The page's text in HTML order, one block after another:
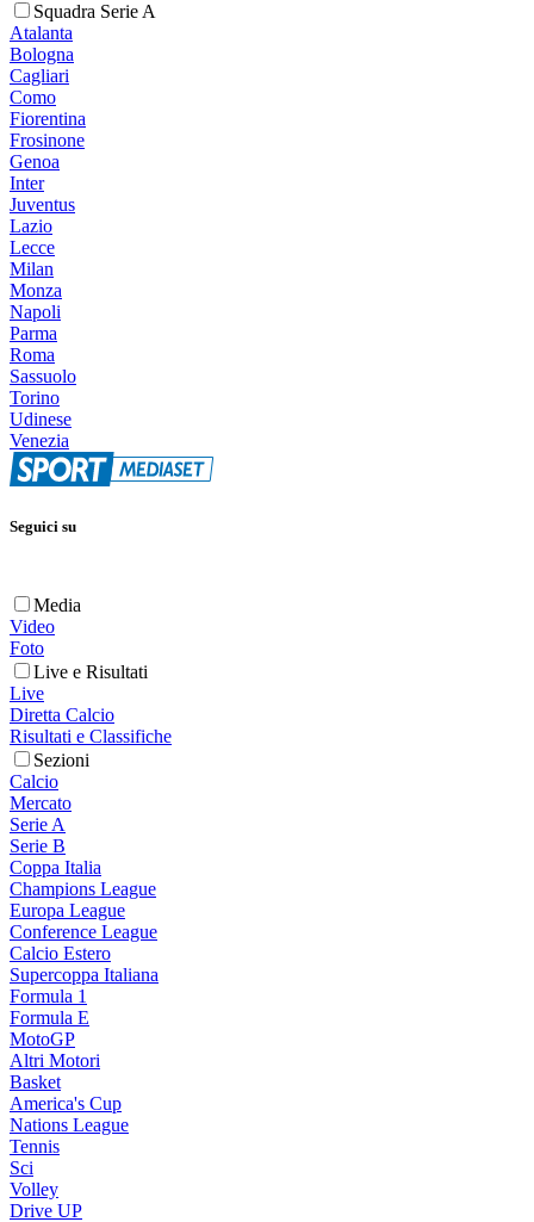
Squadra Serie A
Atalanta
Bologna
Cagliari
Como
Fiorentina
Frosinone
Genoa
Inter
Juventus
Lazio
Lecce
Milan
Monza
Napoli
Parma
Roma
Sassuolo
Torino
Udinese
Venezia
Seguici su
Media
Video
Foto
Live e Risultati
Live
Diretta Calcio
Risultati e Classifiche
Sezioni
Calcio
Mercato
Serie A
Serie B
Coppa Italia
Champions League
Europa League
Conference League
Calcio Estero
Supercoppa Italiana
Formula 1
Formula E
MotoGP
Altri Motori
Basket
America's Cup
Nations League
Tennis
Sci
Volley
Drive UP